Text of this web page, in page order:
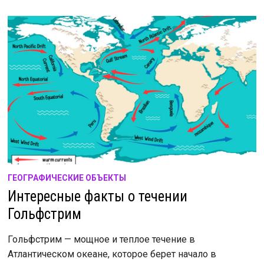
ГЕОГРАФИЧЕСКИЕ ОБЪЕКТЫ
Интересные факты о течении
Гольфстрим
Гольфстрим — мощное и теплое течение в
Атлантическом океане, которое берет начало в